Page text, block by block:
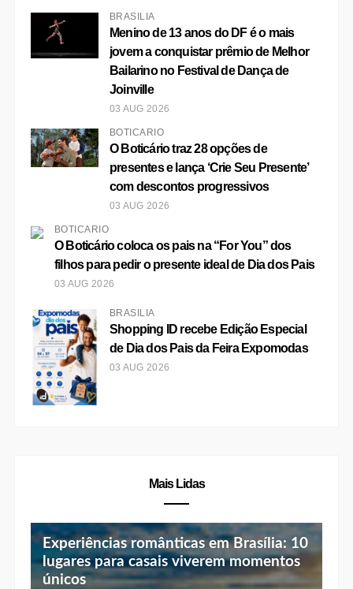
BRASÍLIA
Menino de 13 anos do DF é o mais
jovem a conquistar prêmio de Melhor
Bailarino no Festival de Dança de
Joinville
03 AUG 2026
BOTICÁRIO
O Boticário traz 28 opções de
presentes e lança ‘Crie Seu Presente’
com descontos progressivos
03 AUG 2026
BOTICÁRIO
O Boticário coloca os pais na “For You” dos
filhos para pedir o presente ideal de Dia dos Pais
03 AUG 2026
BRASÍLIA
Shopping ID recebe Edição Especial
de Dia dos Pais da Feira Expomodas
03 AUG 2026
Mais Lidas
Experiências românticas em Brasília: 10
lugares para casais viverem momentos
únicos